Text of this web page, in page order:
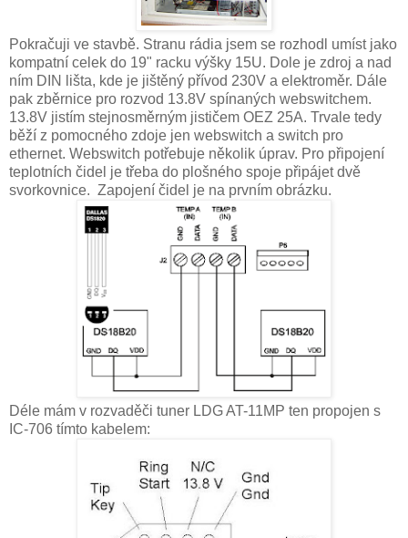
Pokračuji ve stavbě. Stranu rádia jsem se rozhodl umíst jako
kompatní celek do 19" racku výšky 15U. Dole je zdroj a nad
ním DIN lišta, kde je jištěný přívod 230V a elektroměr. Dále
pak zběrnice pro rozvod 13.8V spínaných webswitchem.
13.8V jistím stejnosměrným jističem OEZ 25A. Trvale tedy
běží z pomocného zdoje jen webswitch a switch pro
ethernet. Webswitch potřebuje několik úprav. Pro připojení
teplotních čidel je třeba do plošného spoje připájet dvě
svorkovnice. Zapojení čidel je na prvním obrázku.
Déle mám v rozvaděči tuner LDG AT-11MP ten propojen s
IC-706 tímto kabelem: